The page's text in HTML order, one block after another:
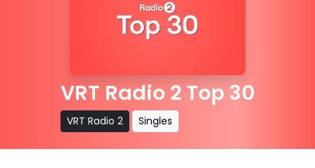
VRT Radio 2 Top 30
VRT Radio 2 Singles